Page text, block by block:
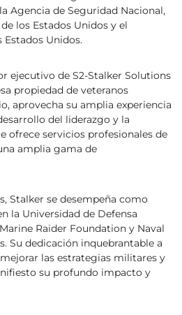
Agencia de Seguridad Nacional,
los Estados Unidos y el
Estados Unidos.
ejecutivo de S2-Stalker Solutions
propiedad de veteranos
aprovecha su amplia experiencia
del liderazgo y la
ofrece servicios profesionales de
amplia gama de
Stalker se desempeña como
la Universidad de Defensa
Raider Foundation y Naval
Su dedicación inquebrantable a
las estrategias militares y
su profundo impacto y